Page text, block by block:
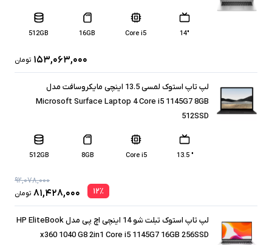
"14
Core i5
16GB
512GB
۱۵۳,۰۶۳,۰۰۰ تومان
لپ تاپ استوک لمسی 13.5 اینچی مایکروسافت مدل
Microsoft Surface Laptop 4 Core i5 1145G7 8GB
512SSD
" 13.5
Core i5
8GB
512GB
۱۲٪
۹۲,۰۷۸,۰۰۰
۸۱,۴۲۸,۰۰۰ تومان
لپ تاپ استوک تبلت شو 14 اینچی اچ پی مدل HP EliteBook
x360 1040 G8 2in1 Core i5 1145G7 16GB 256SSD